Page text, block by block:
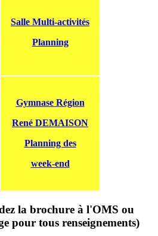
Salle Multi-activités
Planning
Gymnase Région
René DEMAISON
Planning des
week-end
la brochure à l'OMS ou
pour tous renseignements)